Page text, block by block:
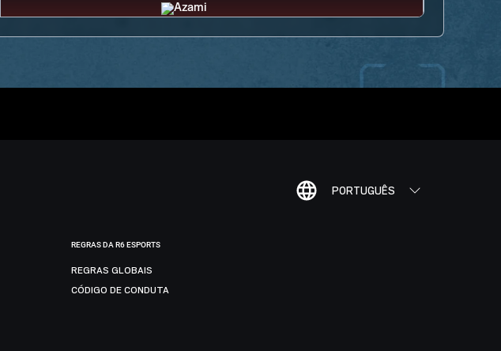
PORTUGUÊS
REGRAS DA R6 ESPORTS
REGRAS GLOBAIS
CÓDIGO DE CONDUTA